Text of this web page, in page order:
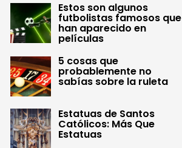
Estos son algunos
futbolistas famosos que
han aparecido en
películas
5 cosas que
probablemente no
sabías sobre la ruleta
Estatuas de Santos
Católicos: Más Que
Estatuas